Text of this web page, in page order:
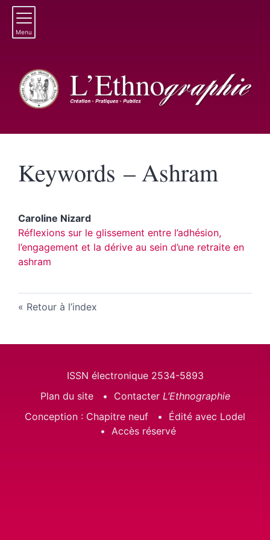
Menu
Keywords – Ashram
Caroline Nizard
Réflexions sur le glissement entre l’adhésion,
l’engagement et la dérive au sein d’une retraite en
ashram
Retour à l’index
ISSN électronique 2534-5893
Plan du site
Contacter L’Ethnographie
Conception : Chapitre neuf
Édité avec Lodel
Accès réservé